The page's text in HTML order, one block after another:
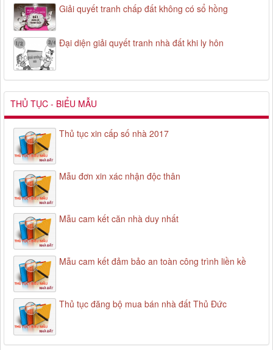
Giải quyết tranh chấp đất không có sổ hồng
Đại diện giải quyết tranh nhà đất khi ly hôn
THỦ TỤC - BIỂU MẪU
Thủ tục xin cấp số nhà 2017
Mẫu đơn xin xác nhận độc thân
Mẫu cam kết căn nhà duy nhất
Mẫu cam kết đảm bảo an toàn công trình liền kề
Thủ tục đăng bộ mua bán nhà đất Thủ Đức